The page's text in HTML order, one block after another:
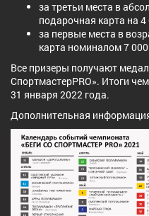
за третьи места в
подарочная карта на 4
за первые места в
карта номиналом 7
Все призеры получают
СпортмастерPRO». Итоги
31 января 2022 года.
Дополнительная